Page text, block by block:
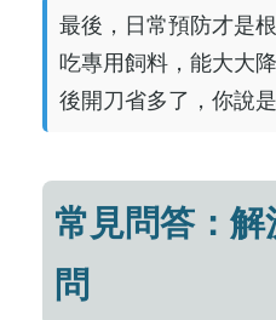
最後，日常預防才是
吃專用飼料，能大大
後開刀省多了，你說
常見問答：
問